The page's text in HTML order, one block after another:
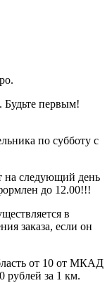
Будьте первым!
по субботу с
на следующий день
до 12.00!!!
в
заказа, если он
от 10 от МКАД
рублей за 1 км.